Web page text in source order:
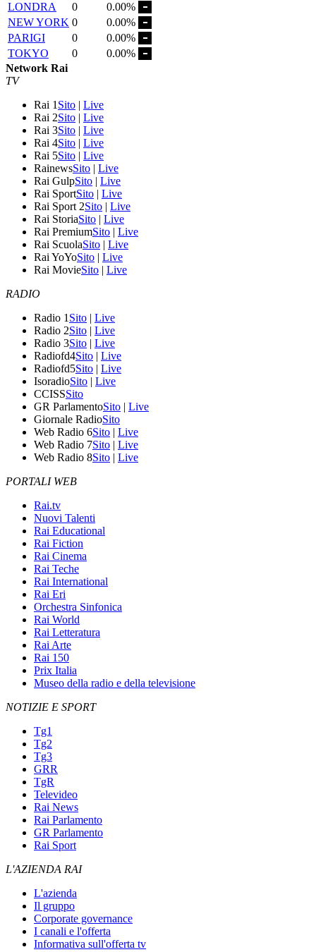
LONDRA
0
0.00%
NEW YORK 0
0.00%
PARIGI
0
0.00%
TOKYO
0
0.00%
Network Rai
TV
Rai 1 Sito | Live
Rai 2Sito | Live
Rai 3Sito | Live
Rai 4Sito | Live
Rai 5Sito | Live
RainewsSito | Live
Rai GulpSito | Live
Rai SportSito | Live
Rai Sport 2Sito | Live
Rai StoriaSito | Live
Rai PremiumSito | Live
Rai ScuolaSito | Live
Rai YoYoSito | Live
Rai MovieSito | Live
RADIO
Radio 1 Sito | Live
Radio 2Sito | Live
Radio 3Sito | Live
Radiofd4Sito | Live
Radiofd5Sito | Live
IsoradioSito | Live
CCISSSito
GR ParlamentoSito | Live
Giornale RadioSito
Web Radio 6Sito | Live
Web Radio 7Sito | Live
Web Radio 8Sito | Live
PORTALI WEB
Rai.tv
Nuovi Talenti
Rai Educational
Rai Fiction
Rai Cinema
Rai Teche
Rai International
Rai Eri
Orchestra Sinfonica
Rai World
Rai Letteratura
Rai Arte
Rai 150
Prix Italia
Museo della radio e della televisione
NOTIZIE E SPORT
Tg1
Tg2
Tg3
GRR
TgR
Televideo
Rai News
Rai Parlamento
GR Parlamento
Rai Sport
L'AZIENDA RAI
L'azienda
Il gruppo
Corporate governance
I canali e l'offerta
Informativa sull'offerta tv